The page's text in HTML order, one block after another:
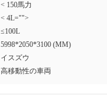
< 150馬力
< 4L="">
≤100L
5998*2050*3100 (MM)
イスズウ
高移動性の車両